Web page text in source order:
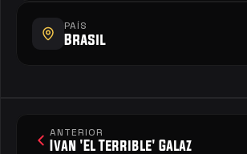
PAÍS
Brasil
ANTERIOR
Ivan 'El Terrible' Galaz